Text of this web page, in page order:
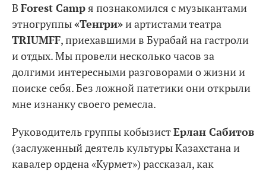
В Forest Campя познакомился с музыкантами
этногруппы«Тенгри»и артистами театра
TRIUMFF, приехавшими в Бурабай на гастроли
и отдых. Мы провели несколько часов за
долгими интересными разговорами о жизни и
поиске себя. Без ложной патетики они открыли
мне изнанку своего ремесла.
Руководитель группы кобызистЕрлан Сабитов
(заслуженный деятель культуры Казахстана и
кавалер ордена «Курмет») рассказал, как